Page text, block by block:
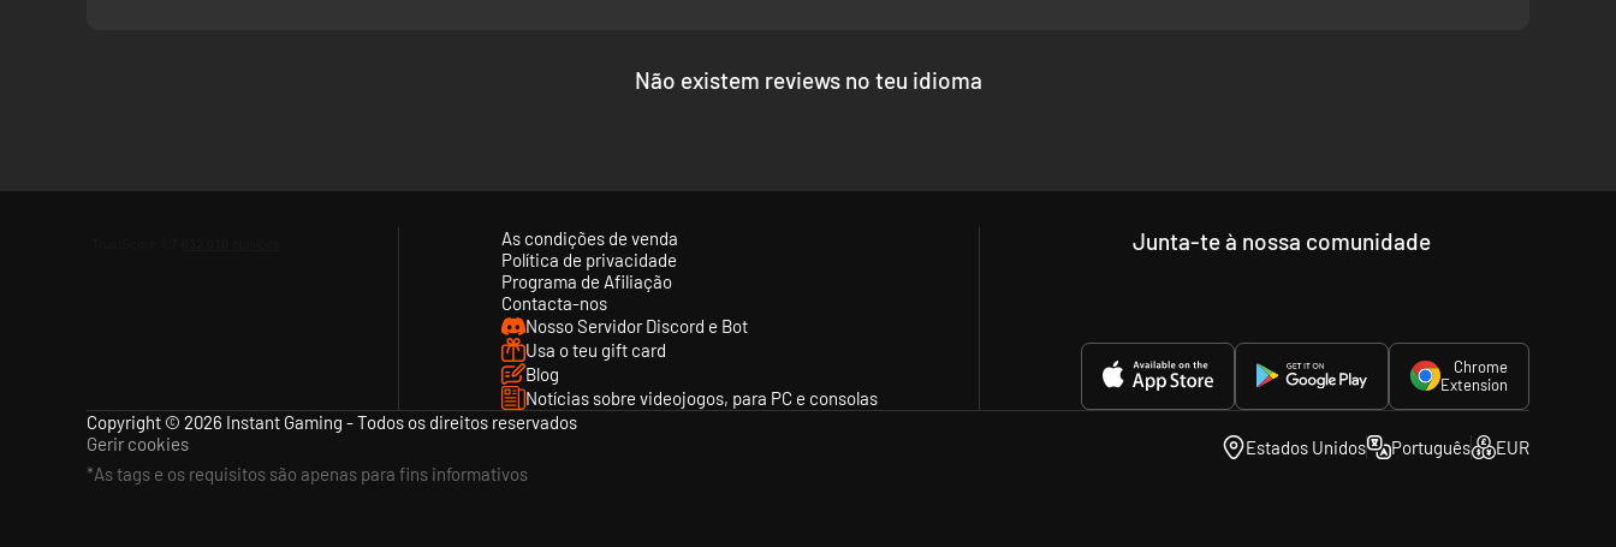
Não existem reviews no teu idioma
As condições de venda
Política de privacidade
Programa de Afiliação
Contacta-nos
Nosso Servidor Discord e Bot
Usa o teu gift card
Blog
Notícias sobre videojogos, para PC e consolas
Junta-te à nossa comunidade
Chrome
Extension
Copyright © 2026 Instant Gaming - Todos os direitos reservados
Gerir cookies
*As tags e os requisitos são apenas para fins informativos
Estados Unidos Português EUR